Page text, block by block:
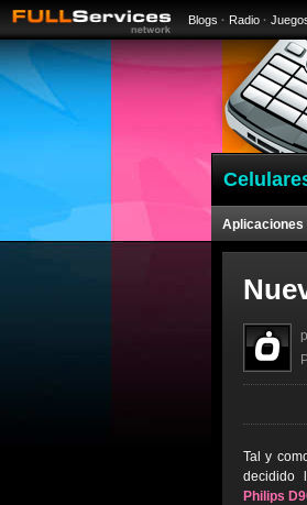
Blogs · Radio ·
Aplicaciones
Tal y
decidido
Philips